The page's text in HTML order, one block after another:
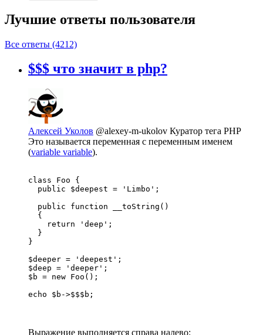
Лучшие ответы пользователя
Все ответы (4212)
$$$ что значит в php?
Алексей Уколов @alexey-m-ukolov Куратор тега PHP
Это называется переменная с переменным именем
(variable variable).
class Foo {
  public $deepest = 'Limbo';
  public function __toString()
  {
    return 'deep';
  }
}
$deeper = 'deepest';
$deep = 'deeper';
$b = new Foo();
echo $b->$$$b;
Выражение выполняется справа налево: